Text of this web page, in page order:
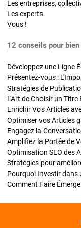
Les entreprises,
Les experts
Vous !
12 conseils pour
Développez une Ligne
Présentez-vous :
L'Art de Choisir un
Optimiser vos Articles
Engagez la
Amplifiez la Portée de